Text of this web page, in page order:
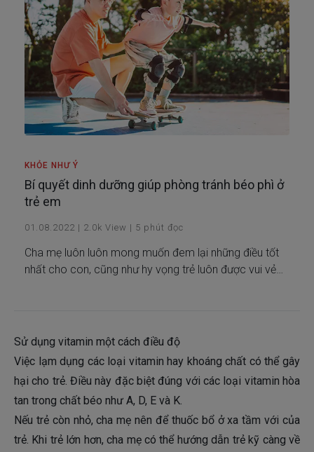
KHỎE NHƯ Ý
Bí quyết dinh dưỡng giúp phòng tránh béo phì ở
trẻ em
01.08.2022 | 2.0k View | 5 phút đọc
Cha mẹ luôn luôn mong muốn đem lại những điều tốt
nhất cho con, cũng như hy vọng trẻ luôn được vui vẻ
gầy thì xem là ốm yếu, không khỏe mạnh.
Sử dụng vitamin một cách điều độ
Việc lạm dụng các loại vitamin hay khoáng chất có thể gây
hại cho trẻ. Điều này đặc biệt đúng với các loại vitamin hòa
tan trong chất béo như A, D, E và K.
Nếu trẻ còn nhỏ, cha mẹ nên để thuốc bổ ở xa tầm với của
trẻ. Khi trẻ lớn hơn, cha mẹ có thể hướng dẫn trẻ kỹ càng về